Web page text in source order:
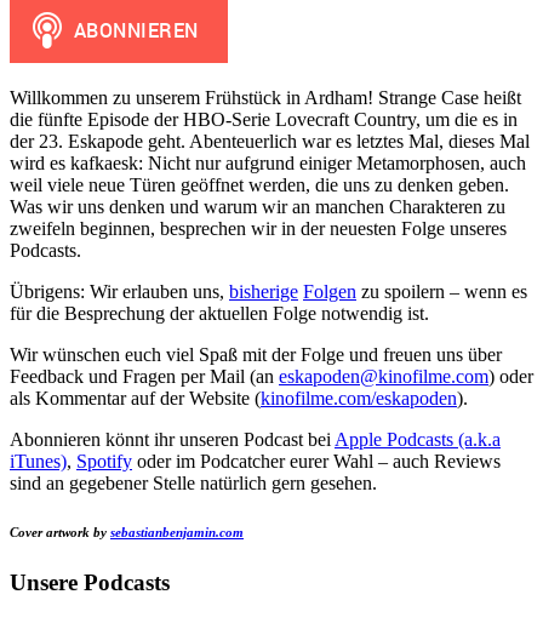
Willkommen zu unserem Frühstück in Ardham! Strange Case heißt
die fünfte Episode der HBO-Serie Lovecraft Country, um die es in
der 23. Eskapode geht. Abenteuerlich war es letztes Mal, dieses Mal
wird es kafkaesk: Nicht nur aufgrund einiger Metamorphosen, auch
weil viele neue Türen geöffnet werden, die uns zu denken geben.
Was wir uns denken und warum wir an manchen Charakteren zu
zweifeln beginnen, besprechen wir in der neuesten Folge unseres
Podcasts.
Übrigens: Wir erlauben uns, bisherige Folgen zu spoilern – wenn es
für die Besprechung der aktuellen Folge notwendig ist.
Wir wünschen euch viel Spaß mit der Folge und freuen uns über
Feedback und Fragen per Mail (an eskapoden@kinofilme.com) oder
als Kommentar auf der Website (kinofilme.com/eskapoden).
Abonnieren könnt ihr unseren Podcast bei Apple Podcasts (a.k.a
iTunes), Spotify oder im Podcatcher eurer Wahl – auch Reviews
sind an gegebener Stelle natürlich gern gesehen.
Cover artwork by sebastianbenjamin.com
Unsere Podcasts